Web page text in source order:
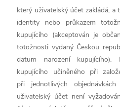
který uživatelský účet zakládá,
identity nebo průkazem
kupujícího (akceptován je
totožnosti vydaný Českou
datum narození kupujícího).
kupujícího učiněného při
při jednotlivých
uživatelský účet není